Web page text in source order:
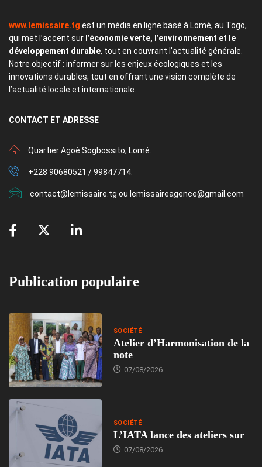
www.lemissaire.tg est un média en ligne basé à Lomé, au Togo,
qui met l’accent sur l’économie verte, l’environnement et le
développement durable, tout en couvrant l’actualité générale.
Notre objectif : informer sur les enjeux écologiques et les
innovations durables, tout en offrant une vision complète de
l’actualité locale et internationale.
CONTACT ET ADRESSE
Quartier Agoè Sogbossito, Lomé.
+228 90680521 / 99847714.
contact@lemissaire.tg ou lemissaireagence@gmail.com
Publication populaire
SOCIÉTÉ
Atelier d’Harmonisation de la
note
07/08/2026
SOCIÉTÉ
L’IATA lance des ateliers sur
07/08/2026